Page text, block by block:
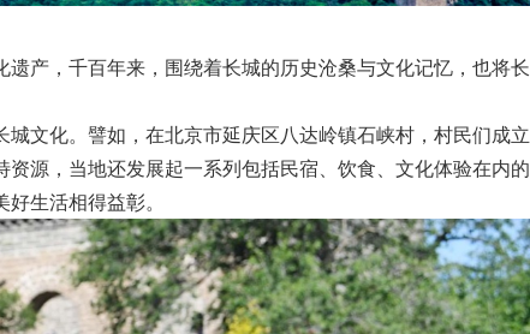
产，千百年来，围绕着长城的历史沧桑与文化记忆，也将长
文化。譬如，在北京市延庆区八达岭镇石峡村，村民们成立
源，当地还发展起一系列包括民宿、饮食、文化体验在内的
生活相得益彰。